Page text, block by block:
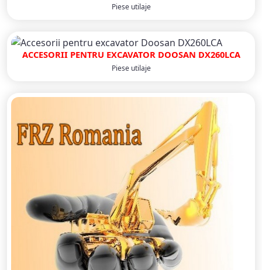
Piese utilaje
ACCESORII PENTRU EXCAVATOR DOOSAN DX260LCA
Piese utilaje